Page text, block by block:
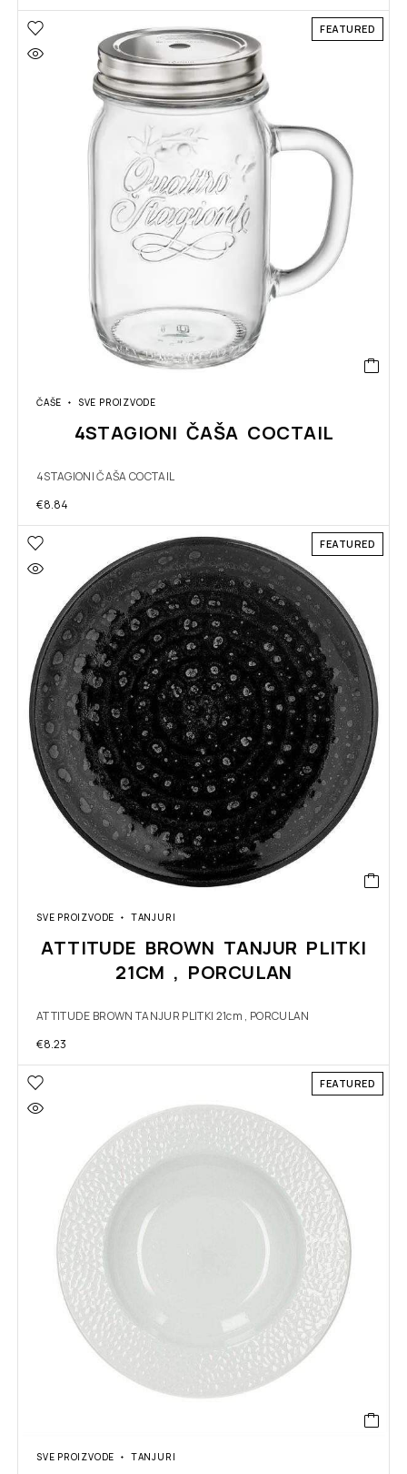
FEATURED
ČAŠE SVE PROIZVODE
4STAGIONI ČAŠA COCTAIL
4STAGIONI ČAŠA COCTAIL
€8.84
FEATURED
SVE PROIZVODE TANJURI
ATTITUDE BROWN TANJUR PLITKI
21CM , PORCULAN
ATTITUDE BROWN TANJUR PLITKI 21cm , PORCULAN
€8.23
FEATURED
SVE PROIZVODE TANJURI